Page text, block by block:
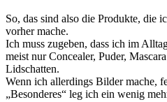
So, das sind also die Produkte, die
vorher mache.
Ich muss zugeben, dass ich im
meist nur Concealer, Puder,
Lidschatten.
Wenn ich allerdings Bilder mache,
„Besonderes“ leg ich ein wenig